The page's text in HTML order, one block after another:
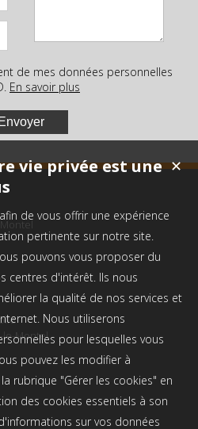
de mes données personnelles
En savoir plus
le-Montel
✕
vie privée est une
de vous offrir une expérience
pertinente sur notre site.
pouvons vous proposer du
centres d'intérêt. Ils nous
la qualité de nos services et
Nous utiliserons
pour lesquelles vous
pouvez les modifier à
rubrique "Gérer les cookies" en
des cookies essentiels à son
sur vos données